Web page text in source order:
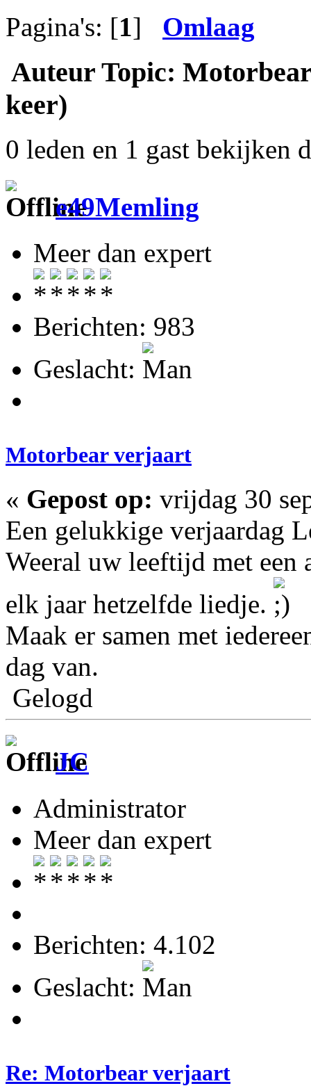
Pagina's: [1] Omlaag
Auteur Topic:
keer)
0 leden en 1 gast bekijken
e49Memling
Meer dan expert
Berichten: 983
Geslacht:
Motorbear verjaart
« Gepost op: vrijdag 30
Een gelukkige verjaardag
Weeral uw leeftijd met een
elk jaar hetzelfde liedje.
Maak er samen met
dag van.
Gelogd
JC
Administrator
Meer dan expert
Berichten: 4.102
Geslacht:
Re: Motorbear verjaart